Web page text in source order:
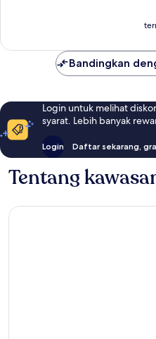
Bandingkan
Login untuk melihat
syarat. Lebih banyak
Login Daftar sekarang,
Tentang